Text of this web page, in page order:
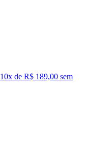
10x de R$ 189,00 sem